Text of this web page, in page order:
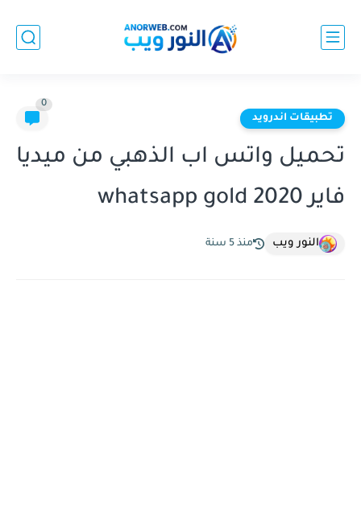
تطبيقات اندرويد
0
تحميل واتس اب الذهبي من ميديا
فاير whatsapp gold 2020
النور ويب منذ 5 سنة